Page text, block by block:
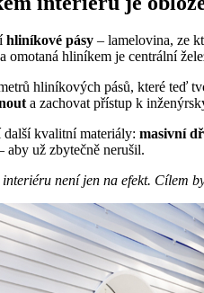
hliníkové pásy – lamelovina, ze
omotaná hliníkem je centrální
hliníkových pásů, které teď
a zachovat přístup k
kvalitní materiály: masivní
aby už zbytečně nerušil.
není jen na efekt. Cílem